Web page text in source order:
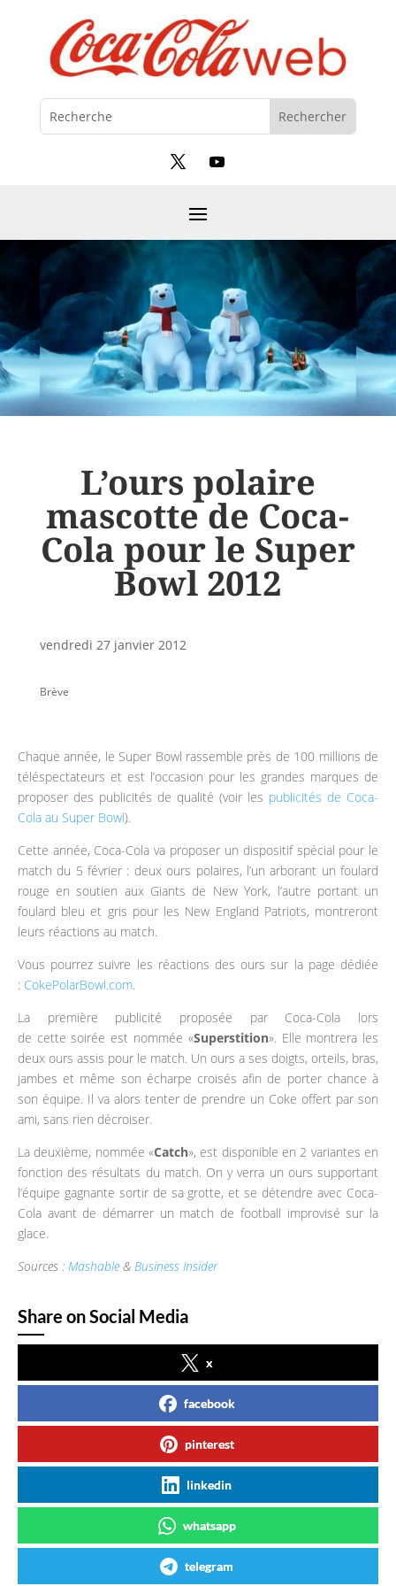
L’ours polaire
mascotte de Coca-
Cola pour le Super
Bowl 2012
vendredi 27 janvier 2012
Brève
Chaque année, le Super Bowl rassemble près de 100 millions de
téléspectateurs et est l’occasion pour les grandes marques de
proposer des publicités de qualité (voir les publicités de Coca-
Cola au Super Bowl).
Cette année, Coca-Cola va proposer un dispositif spécial pour le
match du 5 février : deux ours polaires, l’un arborant un foulard
rouge en soutien aux Giants de New York, l’autre portant un
foulard bleu et gris pour les New England Patriots, montreront
leurs réactions au match.
Vous pourrez suivre les réactions des ours sur la page dédiée
: CokePolarBowl.com.
La première publicité proposée par Coca-Cola lors
de cette soirée est nommée «Superstition». Elle montrera les
deux ours assis pour le match. Un ours a ses doigts, orteils, bras,
jambes et même son écharpe croisés afin de porter chance à
son équipe. Il va alors tenter de prendre un Coke offert par son
ami, sans rien décroiser.
La deuxième, nommée «Catch», est disponible en 2 variantes en
fonction des résultats du match. On y verra un ours supportant
l’équipe gagnante sortir de sa grotte, et se détendre avec Coca-
Cola avant de démarrer un match de football improvisé sur la
glace.
Sources : Mashable& Business Insider
Share on Social Media
x
facebook
pinterest
linkedin
whatsapp
telegram